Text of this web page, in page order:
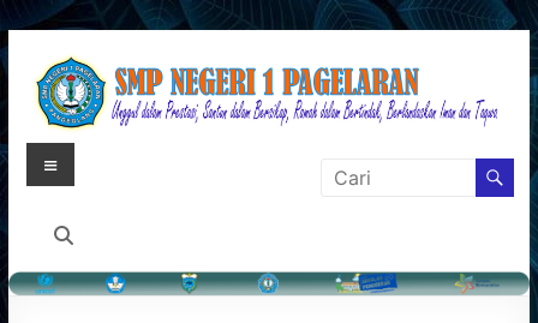
Skip
content
Laman
Resmi
SMP
Menu